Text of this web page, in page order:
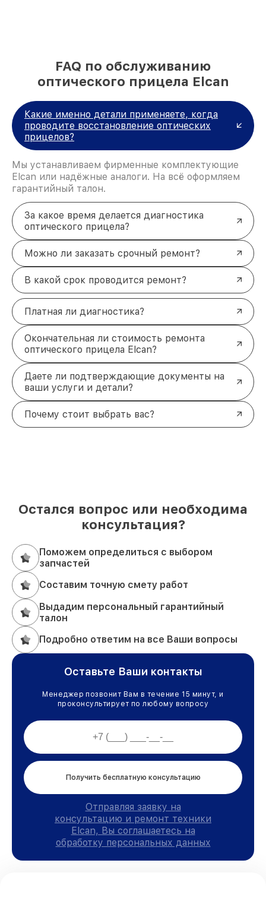
FAQ по обслуживанию
оптического прицела Elcan
Какие именно детали применяете, когда
проводите восстановление оптических
прицелов?
Мы устанавливаем фирменные комплектующие
Elcan или надёжные аналоги. На всё оформляем
гарантийный талон.
За какое время делается диагностика
оптического прицела?
Можно ли заказать срочный ремонт?
В какой срок проводится ремонт?
Платная ли диагностика?
Окончательная ли стоимость ремонта
оптического прицела Elcan?
Даете ли подтверждающие документы на
ваши услуги и детали?
Почему стоит выбрать вас?
Остался вопрос или необходима
консультация?
Поможем определиться с выбором
запчастей
Составим точную смету работ
Выдадим персональный гарантийный
талон
Подробно ответим на все Ваши вопросы
Оставьте Ваши контакты
Менеджер позвонит Вам в течение 15 минут, и
проконсультирует по любому вопросу
Получить бесплатную консультацию
Отправляя заявку на
консультацию и ремонт техники
Elcan, Вы соглашаетесь на
обработку персональных данных